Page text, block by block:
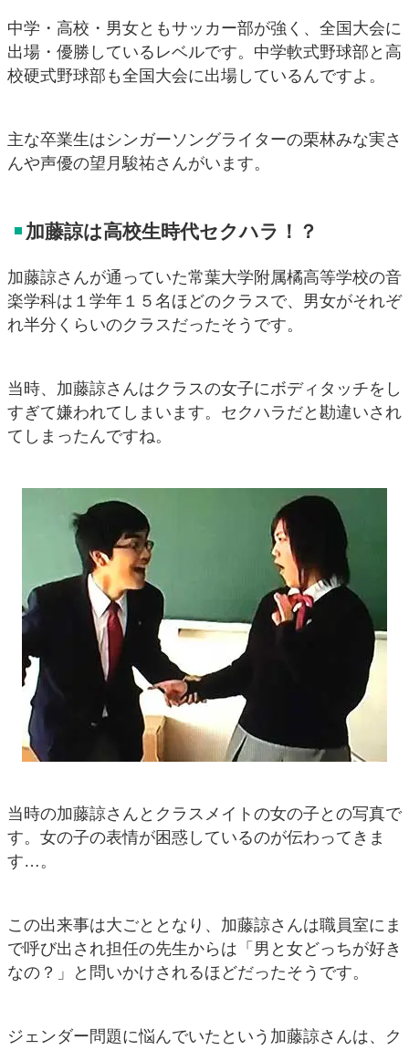
中学・高校・男女ともサッカー部が強く、全国大会に
出場・優勝しているレベルです。中学軟式野球部と高
校硬式野球部も全国大会に出場しているんですよ。
主な卒業生はシンガーソングライターの栗林みな実さ
んや声優の望月駿祐さんがいます。
加藤諒は高校生時代セクハラ！？
加藤諒さんが通っていた常葉大学附属橘高等学校の音
楽学科は１学年１５名ほどのクラスで、男女がそれぞ
れ半分くらいのクラスだったそうです。
当時、加藤諒さんはクラスの女子にボディタッチをし
すぎて嫌われてしまいます。セクハラだと勘違いされ
てしまったんですね。
当時の加藤諒さんとクラスメイトの女の子との写真で
す。女の子の表情が困惑しているのが伝わってきま
す…。
この出来事は大ごととなり、加藤諒さんは職員室にま
で呼び出され担任の先生からは「男と女どっちが好き
なの？」と問いかけされるほどだったそうです。
ジェンダー問題に悩んでいたという加藤諒さんは、ク